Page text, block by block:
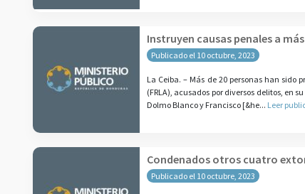
Instruyen causas penales a
Publicado el 10 octubre, 2023
La Ceiba. – Más de 20 personas han
(FRLA), acusados por diversos delitos, en
Dolmo Blanco y Francisco [&he... Leer
Condenados otros cuatro
Publicado el 10 octubre, 2023